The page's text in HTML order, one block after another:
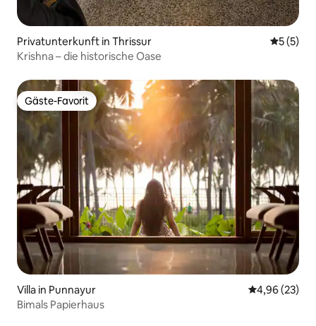
Privatunterkunft in Thrissur
5 (5)
Krishna – die historische Oase
Gäste-Favorit
Gäste-Favorit
Villa in Punnayur
4,96 (23)
Bimals Papierhaus